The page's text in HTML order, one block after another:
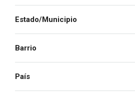
Estado/Municipio
Barrio
País